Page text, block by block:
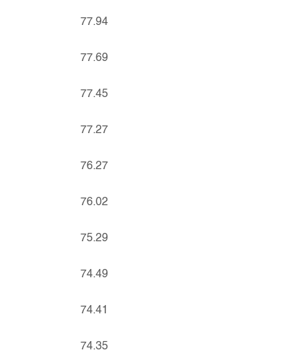
77.94
77.69
77.45
77.27
76.27
76.02
75.29
74.49
74.41
74.35